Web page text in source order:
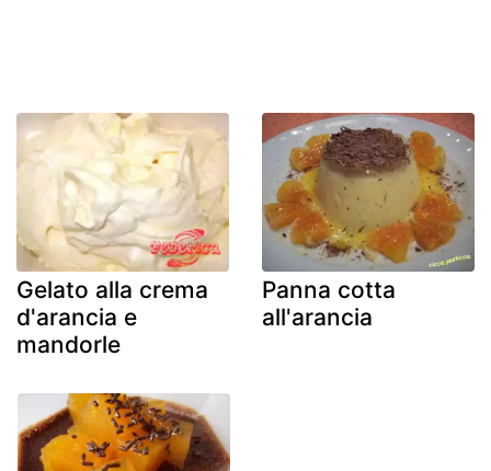
Gelato alla crema
d'arancia e
mandorle
Panna cotta
all'arancia